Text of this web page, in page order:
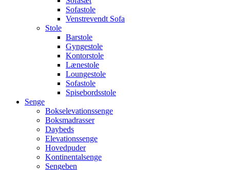
Sofastole
Venstrevendt Sofa
Stole
Barstole
Gyngestole
Kontorstole
Lænestole
Loungestole
Sofastole
Spisebordsstole
Senge
Bokselevationssenge
Boksmadrasser
Daybeds
Elevationssenge
Hovedpuder
Kontinentalsenge
Sengeben